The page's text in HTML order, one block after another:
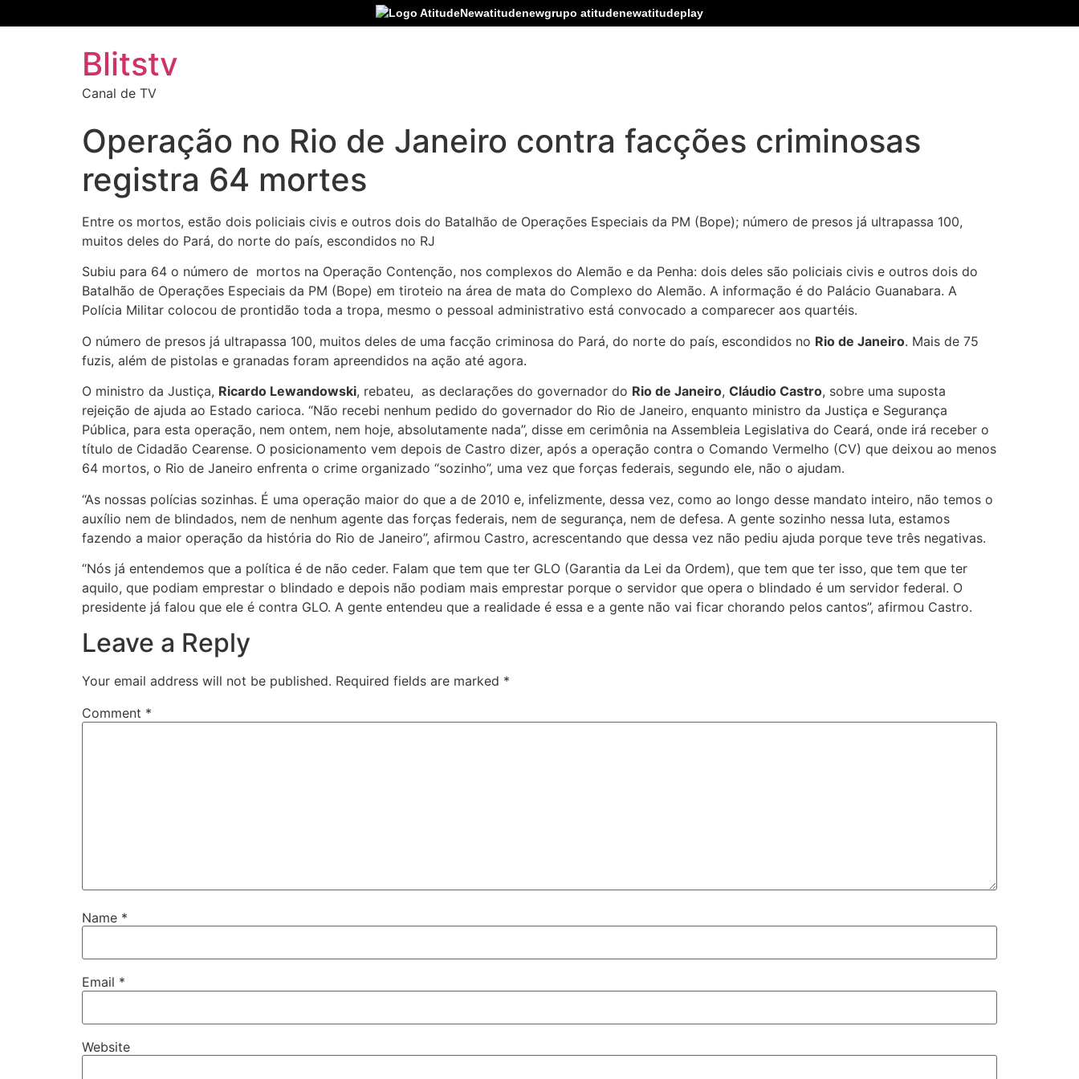
Blitstv
Canal de TV
Operação no Rio de Janeiro contra facções criminosas
registra 64 mortes
Entre os mortos, estão dois policiais civis e outros dois do Batalhão de Operações Especiais da PM (Bope); número de presos já ultrapassa 100,
muitos deles do Pará, do norte do país, escondidos no RJ
Subiu para 64 o número de mortos na Operação Contenção, nos complexos do Alemão e da Penha: dois deles são policiais civis e outros dois do
Batalhão de Operações Especiais da PM (Bope) em tiroteio na área de mata do Complexo do Alemão. A informação é do Palácio Guanabara. A
Polícia Militar colocou de prontidão toda a tropa, mesmo o pessoal administrativo está convocado a comparecer aos quartéis.
O número de presos já ultrapassa 100, muitos deles de uma facção criminosa do Pará, do norte do país, escondidos no Rio de Janeiro. Mais de 75
fuzis, além de pistolas e granadas foram apreendidos na ação até agora.
O ministro da Justiça, Ricardo Lewandowski, rebateu, as declarações do governador do Rio de Janeiro, Cláudio Castro, sobre uma suposta
rejeição de ajuda ao Estado carioca. “Não recebi nenhum pedido do governador do Rio de Janeiro, enquanto ministro da Justiça e Segurança
Pública, para esta operação, nem ontem, nem hoje, absolutamente nada”, disse em cerimônia na Assembleia Legislativa do Ceará, onde irá receber o
título de Cidadão Cearense. O posicionamento vem depois de Castro dizer, após a operação contra o Comando Vermelho (CV) que deixou ao menos
64 mortos, o Rio de Janeiro enfrenta o crime organizado “sozinho”, uma vez que forças federais, segundo ele, não o ajudam.
“As nossas polícias sozinhas. É uma operação maior do que a de 2010 e, infelizmente, dessa vez, como ao longo desse mandato inteiro, não temos o
auxílio nem de blindados, nem de nenhum agente das forças federais, nem de segurança, nem de defesa. A gente sozinho nessa luta, estamos
fazendo a maior operação da história do Rio de Janeiro”, afirmou Castro, acrescentando que dessa vez não pediu ajuda porque teve três negativas.
“Nós já entendemos que a política é de não ceder. Falam que tem que ter GLO (Garantia da Lei da Ordem), que tem que ter isso, que tem que ter
aquilo, que podiam emprestar o blindado e depois não podiam mais emprestar porque o servidor que opera o blindado é um servidor federal. O
presidente já falou que ele é contra GLO. A gente entendeu que a realidade é essa e a gente não vai ficar chorando pelos cantos”, afirmou Castro.
Leave a Reply
Your email address will not be published. Required fields are marked *
Comment *
Name *
Email *
Website
atitudenewgrupo atitudenewatitudeplay